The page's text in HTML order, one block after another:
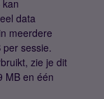
data
meerdere
sessie.
zie je dit
MB en één